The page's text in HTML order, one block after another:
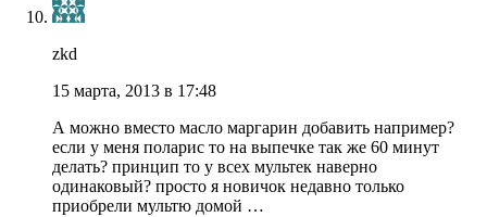
zkd
15 марта, 2013 в 17:48
А можно вместо масло маргарин добавить например?
если у меня поларис то на выпечке так же 60 минут
делать? принцип то у всех мультек наверно
одинаковый? просто я новичок недавно только
приобрели мультю домой …